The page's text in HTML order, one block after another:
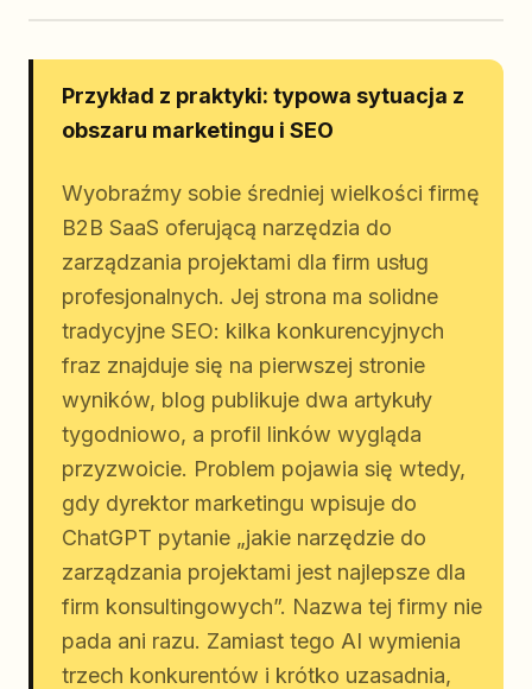
Przykład z praktyki: typowa sytuacja z
obszaru marketingu i SEO
Wyobraźmy sobie średniej wielkości firmę
B2B SaaS oferującą narzędzia do
zarządzania projektami dla firm usług
profesjonalnych. Jej strona ma solidne
tradycyjne SEO: kilka konkurencyjnych
fraz znajduje się na pierwszej stronie
wyników, blog publikuje dwa artykuły
tygodniowo, a profil linków wygląda
przyzwoicie. Problem pojawia się wtedy,
gdy dyrektor marketingu wpisuje do
ChatGPT pytanie „jakie narzędzie do
zarządzania projektami jest najlepsze dla
firm konsultingowych”. Nazwa tej firmy nie
pada ani razu. Zamiast tego AI wymienia
trzech konkurentów i krótko uzasadnia,